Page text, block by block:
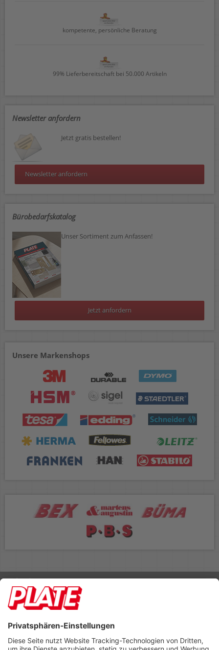
kompetente, persönliche Beratung
99% Lieferbereitschaft bei 50.000 Artikeln
Newsletter anfordern
Jetzt gratis bestellen!
Newsletter anfordern
Bürobedarfskatalog
Unser Sortiment zum Anfassen!
Jetzt anfordern
Unsere Markenshops
Rufen Sie uns an 04298 401-0
Lieferbedingungen Impressum
Footer anzeigen
PLATE Büromaterial Vertriebs GmbH